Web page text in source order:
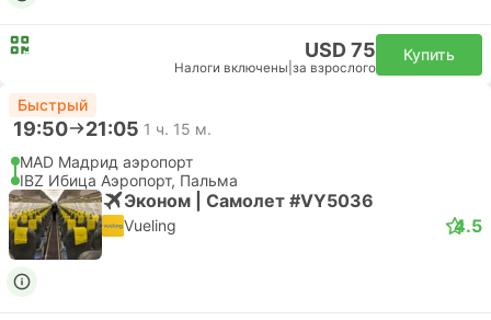
USD 75
Налоги включены за взрослого
Купить
Быстрый
19:50 21:05 1 ч. 15 м.
MAD Мадрид аэропорт
IBZ Ибица Аэропорт, Пальма
Эконом | Самолет #VY5036
Vueling 4.5